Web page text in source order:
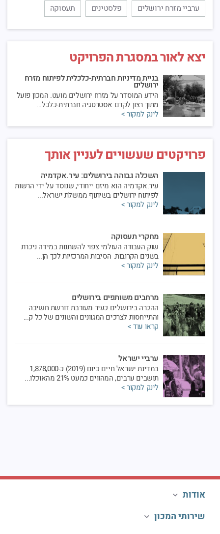
ערביי מזרח ירושלים
פלסטינים תעסוקה
יצא לאור במסגרת הפרויקט
בניית מדיניות חברתית-כלכלית לפיתוח מזרח
ירושלים
הידע המוסדר על מזרח ירושלים מועט. המכון פועל
מתוך רצון לקדם אסטרטגיה חברתית-כלכל...
לינק למקור >
פרויקטים שעשויים לעניין אותך
השכלה גבוהה בירושלים: עיר.אקדמיה
עיר.אקדמיה הוא מיזם ייחודי, שנוסד על ידי הרשות
לפיתוח ירושלים בשיתוף ממשלת ישראל...
לינק למקור >
מחקרי תעסוקה
שוק העבודה העולמי צפוי להשתנות במידה ניכרת
בשנים הקרובות. הסיבות המרכזיות לכך הן...
לינק למקור >
מרחבים משותפים בירושלים
ההכרה בירושלים כעיר מעורבת דורשת חשיבה
והתייחסות לצרכים המגוונים והשונים של כל ק...
קראו עוד >
ערביי ישראל
במדינת ישראל חיים כיום (2019) כ-1,878,000
תושבים ערבים, המהווים כמעט 21% מהאוכלו...
לינק למקור >
אודות
שירותי המכון